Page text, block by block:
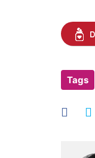
Tags